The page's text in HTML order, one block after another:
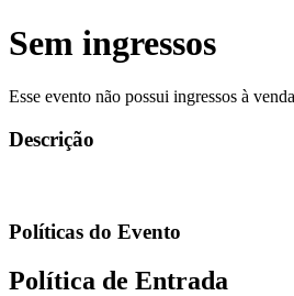
Sem ingressos
Esse evento não possui ingressos à venda
Descrição
Políticas do Evento
Política de Entrada